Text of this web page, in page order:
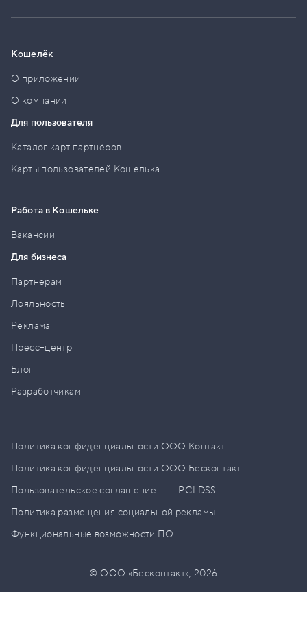
Кошелёк
О приложении
О компании
Для пользователя
Каталог карт партнёров
Карты пользователей Кошелька
Работа в Кошельке
Вакансии
Для бизнеса
Партнёрам
Лояльность
Реклама
Пресс–центр
Блог
Разработчикам
Политика конфиденциальности ООО Контакт
Политика конфиденциальности ООО Бесконтакт
Пользовательское соглашение
PCI DSS
Политика размещения социальной рекламы
Функциональные возможности ПО
© ООО «Бесконтакт»,2026